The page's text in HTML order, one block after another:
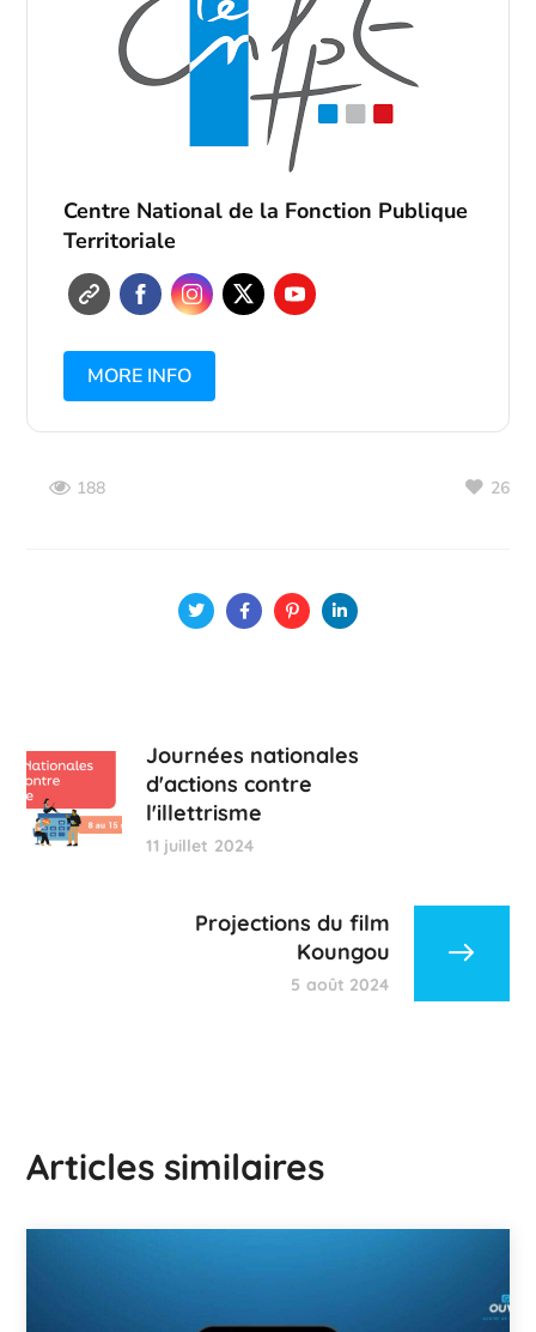
Centre National de la Fonction Publique
Territoriale
MORE INFO
188 26
Journées nationales
d'actions contre
l'illettrisme
11 juillet 2024
Projections du film
Koungou
5 août 2024
Articles similaires